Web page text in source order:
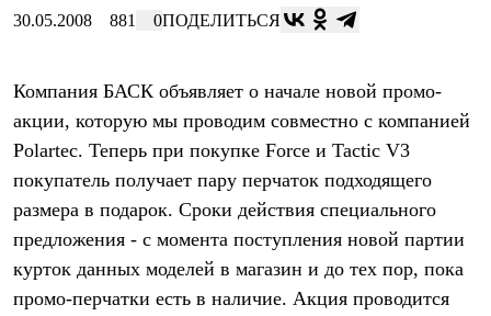
Жилеты
Куртки
Штормовая одежда
Куртки
Софтшелл одежда
Куртки
Брюки
Флисовая одежда
Куртки
Брюки
30.05.2008 881 0ПОДЕЛИТЬСЯ
Компания БАСК объявляет о начале новой промо-
акции, которую мы проводим совместно с компанией
Polartec. Теперь при покупке Force и Tactic V3
покупатель получает пару перчаток подходящего
размера в подарок. Сроки действия специального
предложения - с момента поступления новой партии
курток данных моделей в магазин и до тех пор, пока
промо-перчатки есть в наличие. Акция проводится